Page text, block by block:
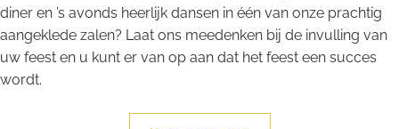
diner en ’s avonds heerlijk dansen in één van onze prachtig
aangeklede zalen? Laat ons meedenken bij de invulling van
uw feest en u kunt er van op aan dat het feest een succes
wordt.